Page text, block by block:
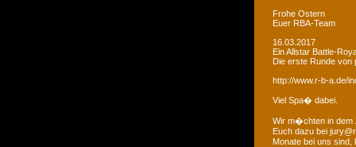
Frohe Ostern
Euer RBA-Team
16.03.2017
Ein Allstar Battle-
Die erste Runde von
http://www.r-b-a.de/
Viel Spa� dabei.
Wir m�chten in dem
Euch dazu bei
Monate bei uns